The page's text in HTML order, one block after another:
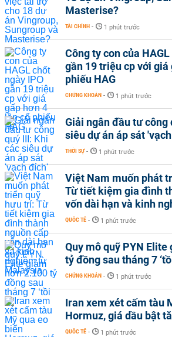
Masterise?
TÀI CHÍNH - 1 phút trước
Công ty con của
gần 19 triệu cp với giá
phiếu HAG
CHỨNG KHOÁN - 1 phút trước
Giải ngân đầu tư công
siêu dự án áp sát
THỜI SỰ - 1 phút trước
Việt Nam muốn phát
Từ tiết kiệm gia đình
vốn dài hạn và kinh
QUỐC TẾ - 1 phút trước
Quy mô quỹ PYN Elite
tỷ đồng sau tháng 7
CHỨNG KHOÁN - 1 phút trước
Iran xem xét cấm tàu
Hormuz, giá dầu bật
QUỐC TẾ - 1 phút trước